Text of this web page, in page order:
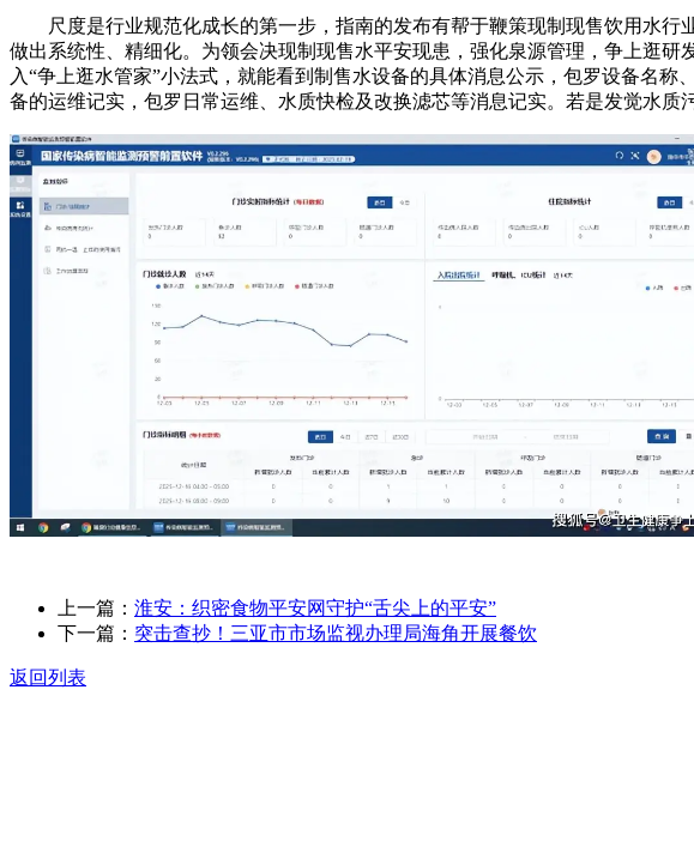
尺度是行业规范化成长的第一步，指南的发布有帮于鞭策现制现售饮用水行
做出系统性、精细化。为领会决现制现售水平安现患，强化泉源管理，争上逛
入“争上逛水管家”小法式，就能看到制售水设备的具体消息公示，包罗设备名
备的运维记实，包罗日常运维、水质快检及改换滤芯等消息记实。若是发觉水质
上一篇： 淮安：织密食物平安网守护“舌尖上的平安”
下一篇： 突击查抄！三亚市市场监视办理局海角开展餐饮
返回列表